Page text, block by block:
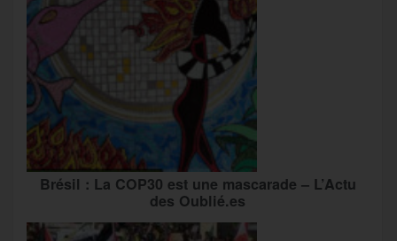
Brésil : La COP30 est une mascarade – L’Actu
des Oublié.es